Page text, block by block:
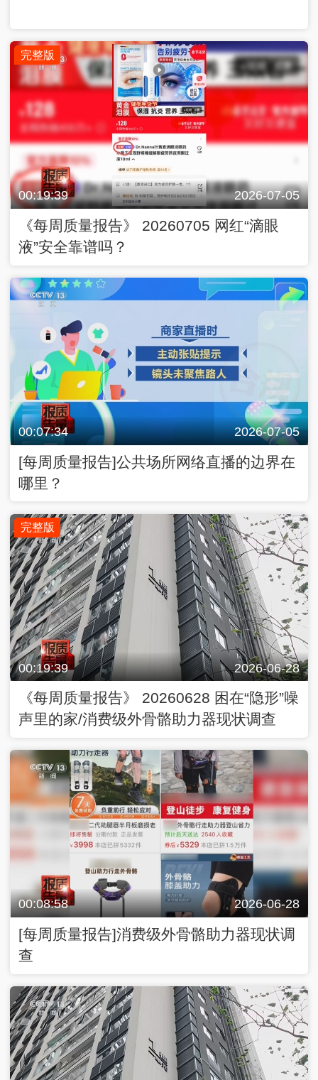
完整版
00:19:39 2026-07-05
《每周质量报告》 20260705 网红“滴眼
液”安全靠谱吗？
00:07:34 2026-07-05
[每周质量报告]公共场所网络直播的边界在
哪里？
完整版
00:19:39 2026-06-28
《每周质量报告》 20260628 困在“隐形”噪
声里的家/消费级外骨骼助力器现状调查
00:08:58 2026-06-28
[每周质量报告]消费级外骨骼助力器现状调
查